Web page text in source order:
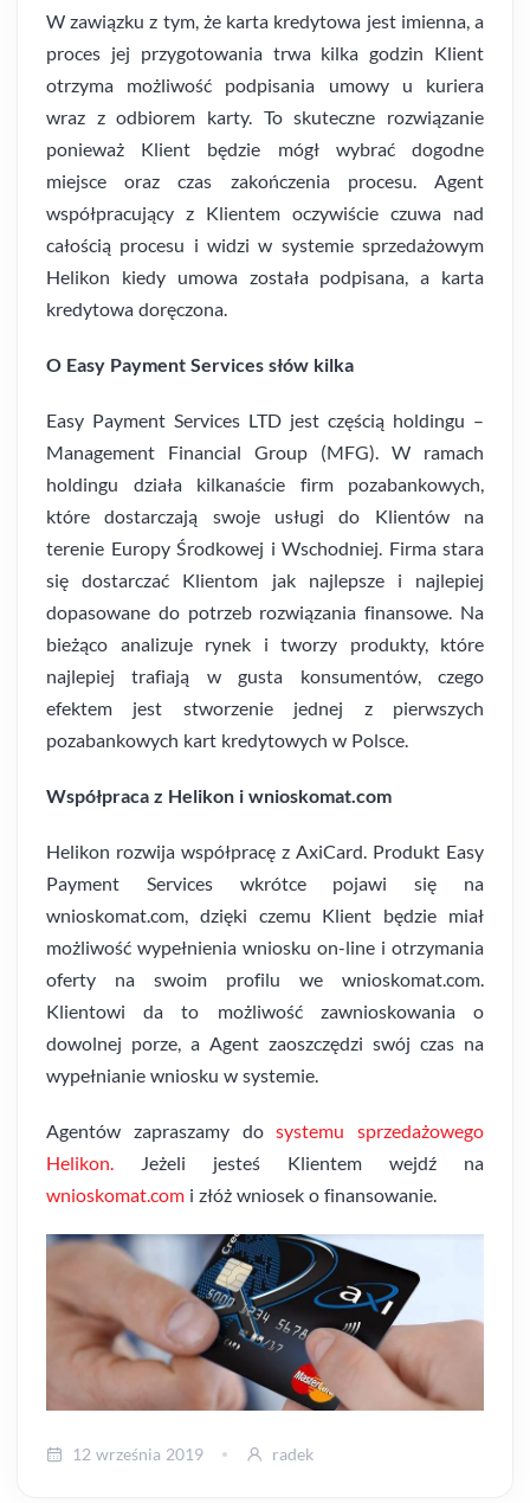
W zawiązku z tym, że karta kredytowa jest imienna, a
proces jej przygotowania trwa kilka godzin Klient
otrzyma możliwość podpisania umowy u kuriera
wraz z odbiorem karty. To skuteczne rozwiązanie
ponieważ Klient będzie mógł wybrać dogodne
miejsce oraz czas zakończenia procesu. Agent
współpracujący z Klientem oczywiście czuwa nad
całością procesu i widzi w systemie sprzedażowym
Helikon kiedy umowa została podpisana, a karta
kredytowa doręczona.
O Easy Payment Services słów kilka
Easy Payment Services LTD jest częścią holdingu –
Management Financial Group (MFG). W ramach
holdingu działa kilkanaście firm pozabankowych,
które dostarczają swoje usługi do Klientów na
terenie Europy Środkowej i Wschodniej. Firma stara
się dostarczać Klientom jak najlepsze i najlepiej
dopasowane do potrzeb rozwiązania finansowe. Na
bieżąco analizuje rynek i tworzy produkty, które
najlepiej trafiają w gusta konsumentów, czego
efektem jest stworzenie jednej z pierwszych
pozabankowych kart kredytowych w Polsce.
Współpraca z Helikon i wnioskomat.com
Helikon rozwija współpracę z AxiCard. Produkt Easy
Payment Services wkrótce pojawi się na
wnioskomat.com, dzięki czemu Klient będzie miał
możliwość wypełnienia wniosku on-line i otrzymania
oferty na swoim profilu we wnioskomat.com.
Klientowi da to możliwość zawnioskowania o
dowolnej porze, a Agent zaoszczędzi swój czas na
wypełnianie wniosku w systemie.
Agentów zapraszamy dosystemu sprzedażowego
Helikon. Jeżeli jesteś Klientem wejdź na
wnioskomat.com i złóż wniosek o finansowanie.
12 września 2019 radek